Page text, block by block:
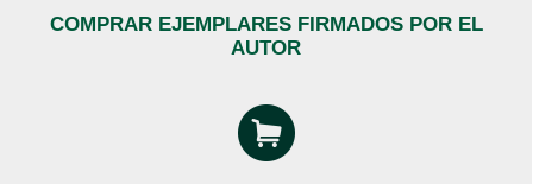
COMPRAR EJEMPLARES FIRMADOS POR EL
AUTOR